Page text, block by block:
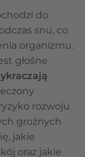
do
snu, co
organizmu.
głośne
rozwoju
groźnych
jakie
oraz jakie